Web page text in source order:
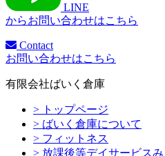
LINE
からお問い合わせはこちら
Contact
お問い合わせはこちら
有限会社ばいく倉庫
> トップページ
> ばいく倉庫について
> フィットネス
> 放課後等デイサービス